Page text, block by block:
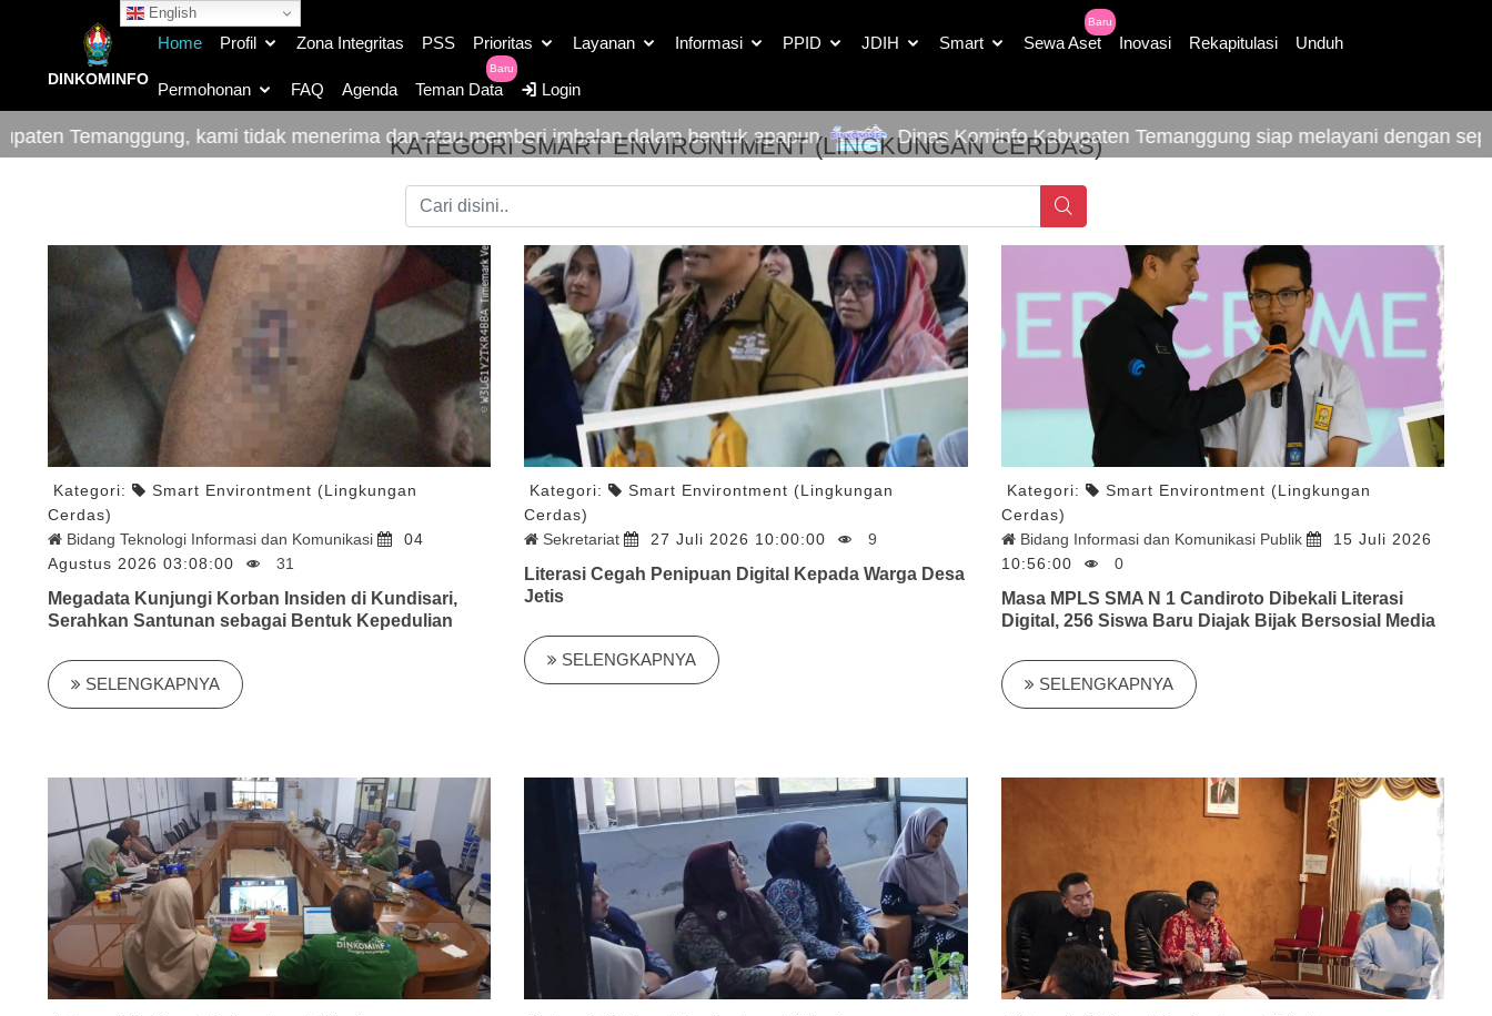
English
DINKOMINFO
Home Profil Zona Integritas PSS Prioritas Layanan Informasi PPID JDIH Smart Sewa Aset
Baru
Inovasi Rekapitulasi Unduh
Permohonan FAQ Agenda Teman Data
Baru
Login
kami tidak menerima dan atau memberi imbalan dalam bentuk apapun Dinas Kominfo Kabupaten Temanggung siap melayani dengan sepenuh hati
KATEGORI SMART ENVIRONTMENT (LINGKUNGAN CERDAS)
Kategori:
Smart Environtment (Lingkungan
Cerdas)
Bidang Teknologi Informasi dan Komunikasi
04
Agustus 2026 03:08:00
31
Megadata Kunjungi Korban Insiden di Kundisari,
Serahkan Santunan sebagai Bentuk Kepedulian
SELENGKAPNYA
Kategori:
Smart Environtment (Lingkungan
Cerdas)
Sekretariat
27 Juli 2026 10:00:00 9
Literasi Cegah Penipuan Digital Kepada Warga Desa
Jetis
SELENGKAPNYA
Kategori:
Smart Environtment (Lingkungan
Cerdas)
Bidang Informasi dan Komunikasi Publik
15 Juli 2026
10:56:00
0
Masa MPLS SMA N 1 Candiroto Dibekali Literasi
Digital, 256 Siswa Baru Diajak Bijak Bersosial Media
SELENGKAPNYA